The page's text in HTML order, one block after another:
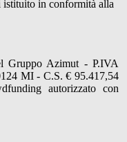
in conformità alla
Gruppo Azimut - P.IVA
MI - C.S. € 95.417,54
autorizzato con